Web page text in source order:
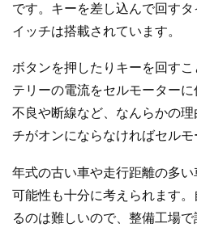
です。キーを差し込んで回す
イッチは搭載されています。
ボタンを押したりキーを回す
テリーの電流をセルモーター
不良や断線など、なんらかの
チがオンにならなければセルモ
年式の古い車や走行距離の多
可能性も十分に考えられます
るのは難しいので、整備工場